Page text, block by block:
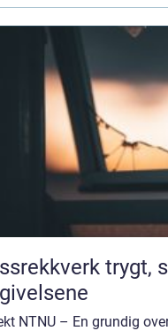
trygt, stilrent og åpent mot
NTNU – En grundig